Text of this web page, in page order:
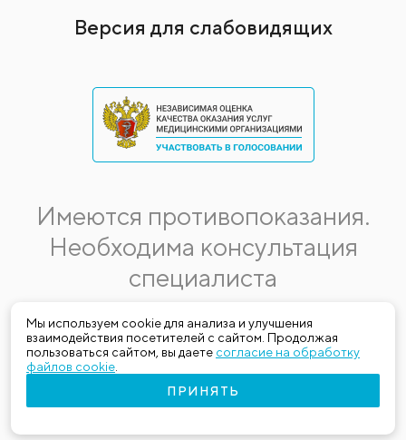
Мы используем cookie для анализа и улучшения
взаимодействия посетителей с сайтом. Продолжая
пользоваться сайтом, вы даете согласие на обработку
файлов cookie
ПРИНЯТЬ
Версия для слабовидящих
Имеются противопоказания.
Необходима консультация
специалиста
Данная информация не является публичной офертой.
Стоимость, название и спектр услуг могут меняться.
Получить актуальную на момент обращения за медицинской
услугой информацию можно по телефону (383) 303-03-03